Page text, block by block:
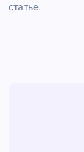
статье.